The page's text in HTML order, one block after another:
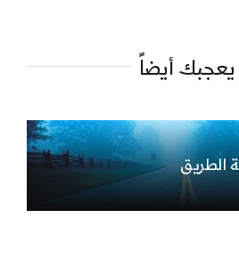
أيضاً
الطريق